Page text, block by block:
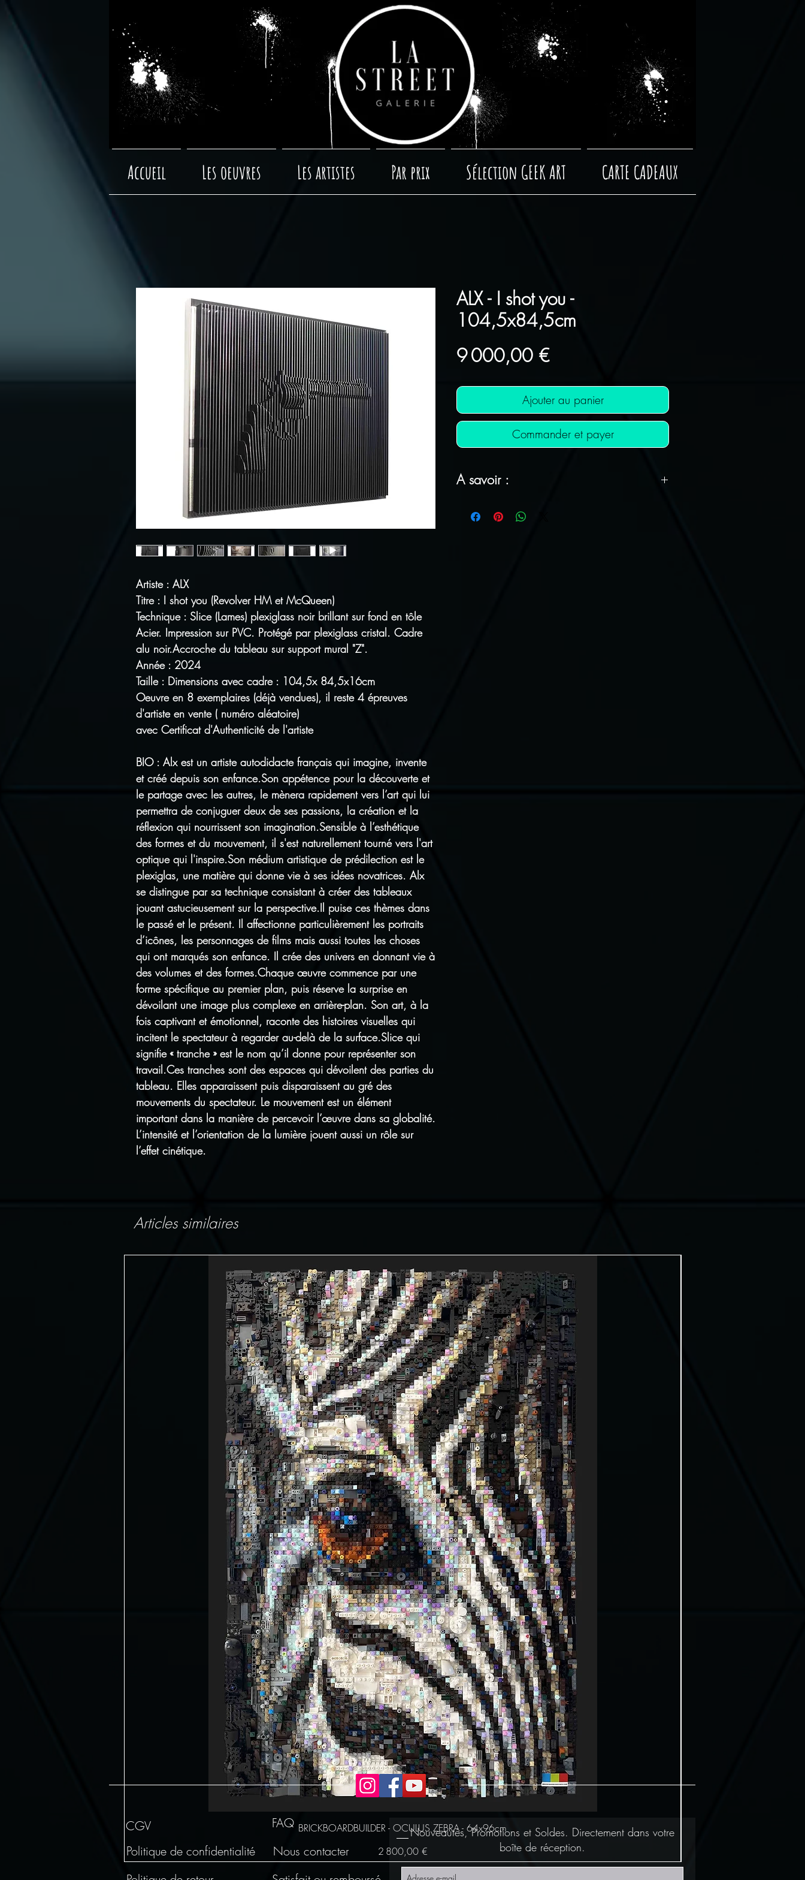
Accueil Les oeuvres Les artistes Par prix Sélection GEEK ART CARTE CADEAUX
Artiste : ALX
Titre : I shot you (Revolver HM et McQueen)
Technique : Slice (Lames) plexiglass noir brillant sur fond en tôle
Acier. Impression sur PVC. Protégé par plexiglass cristal. Cadre
alu noir.Accroche du tableau sur support mural "Z".
Année : 2024
Taille : Dimensions avec cadre : 104,5x 84,5x16cm
Oeuvre en 8 exemplaires (déjà vendues), il reste 4 épreuves
d'artiste en vente ( numéro aléatoire)
avec Certificat d'Authenticité de l'artiste
BIO : Alx est un artiste autodidacte français qui imagine, invente
et créé depuis son enfance.Son appétence pour la découverte et
le partage avec les autres, le mènera rapidement vers l’art qui lui
permettra de conjuguer deux de ses passions, la création et la
réflexion qui nourrissent son imagination.Sensible à l’esthétique
des formes et du mouvement, il s'est naturellement tourné vers l'art
optique qui l'inspire.Son médium artistique de prédilection est le
plexiglas, une matière qui donne vie à ses idées novatrices. Alx
se distingue par sa technique consistant à créer des tableaux
jouant astucieusement sur la perspective.Il puise ces thèmes dans
le passé et le présent. Il affectionne particulièrement les portraits
d’icônes, les personnages de films mais aussi toutes les choses
qui ont marqués son enfance. Il crée des univers en donnant vie à
des volumes et des formes.Chaque œuvre commence par une
forme spécifique au premier plan, puis réserve la surprise en
dévoilant une image plus complexe en arrière-plan. Son art, à la
fois captivant et émotionnel, raconte des histoires visuelles qui
incitent le spectateur à regarder au-delà de la surface.Slice qui
signifie « tranche » est le nom qu’il donne pour représenter son
travail.Ces tranches sont des espaces qui dévoilent des parties du
tableau. Elles apparaissent puis disparaissent au gré des
mouvements du spectateur. Le mouvement est un élément
important dans la manière de percevoir l’œuvre dans sa globalité.
L’intensité et l’orientation de la lumière jouent aussi un rôle sur
l’effet cinétique.
ALX - I shot you -
104,5x84,5cm
9 000,00 €Prix
Ajouter au panier
Commander et payer
A savoir :
FRAIS DE PORT OFFERTS !
Articles similaires
BRICKBOARDBUILDER - OCULUS ZEBRA - 64x96cm
Prix
2 800,00 €
CGV
Politique de confidentialité
FAQ
Nous contacter
Nouveautés, Promotions et Soldes. Directement dans votre
boîte de réception.